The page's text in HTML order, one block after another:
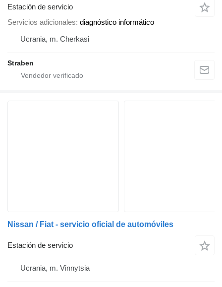
Estación de servicio
Servicios adicionales diagnóstico informático
Ucrania, m. Cherkasi
Straben
Nissan / Fiat - servicio oficial de automóviles
Estación de servicio
Ucrania, m. Vinnytsia